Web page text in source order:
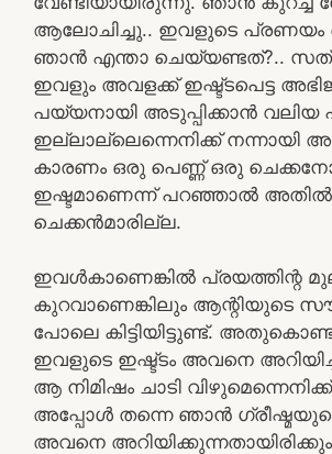
ആലോചിച്ചു.. ഇവളുടെ പ്രണയം
ഞാൻ എന്താ ചെയ്യണ്ടത്?..
ഇവളും അവളക്ക് ഇഷ്ട്ടപെട്ട
പയ്യനായി അടുപ്പിക്കാൻ വലിയ
ഇല്ലാല്ലെന്നെനിക്ക് നന്നായി
കാരണം ഒരു പെണ്ണ് ഒരു
ഇഷ്ടമാണെന്ന് പറഞ്ഞാൽ അതിൽ
ചെക്കൻമാരില്ല.
ഇവൾകാണെങ്കിൽ പ്രയത്തിന്റ
കുറവാണെങ്കിലും ആന്റിയുടെ
പോലെ കിട്ടിയിട്ടുണ്ട്.
ഇവളുടെ ഇഷ്ട്ടം അവനെ
ആ നിമിഷം ചാടി
അപ്പോൾ തന്നെ ഞാൻ
അവനെ